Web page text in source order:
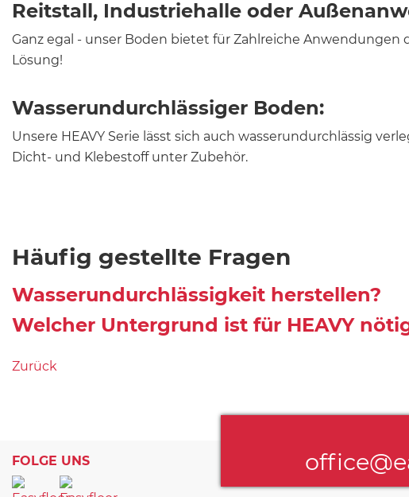
Reitstall, Industriehalle oder
Ganz egal - unser Boden bietet für Zahlreiche Anwendungen
Lösung!
Wasserundurchlässiger Boden:
Unsere HEAVY Serie lässt sich auch wasserundurchlässig
Dicht- und Klebestoff unter Zubehör.
Häufig gestellte Fragen
Wasserundurchlässigkeit herstellen?
Welcher Untergrund ist für HEAVY
Zurück
FOLGE UNS